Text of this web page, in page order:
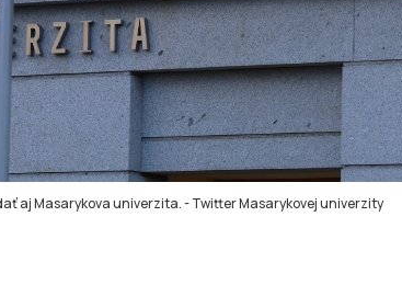
aj Masarykova univerzita.-Twitter Masarykovej univerzity